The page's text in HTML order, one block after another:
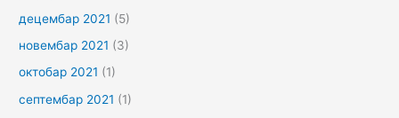
децембар 2021 (5)
новембар 2021 (3)
октобар 2021 (1)
септембар 2021 (1)